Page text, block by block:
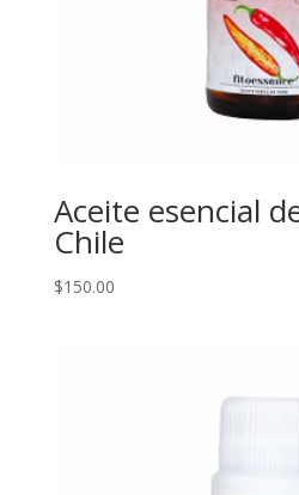
Aceite esencial
Chile
$150.00